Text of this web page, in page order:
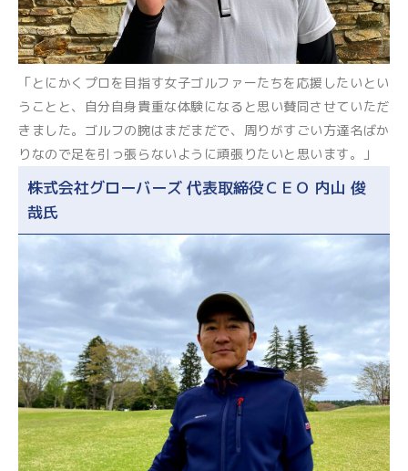
「とにかくプロを目指す女子ゴルファーたちを応援したいとい
うことと、自分自身貴重な体験になると思い賛同させていただ
きました。ゴルフの腕はまだまだで、周りがすごい方達名ばか
りなので足を引っ張らないように頑張りたいと思います。」
株式会社グローバーズ 代表取締役ＣＥＯ 内山 俊
哉氏